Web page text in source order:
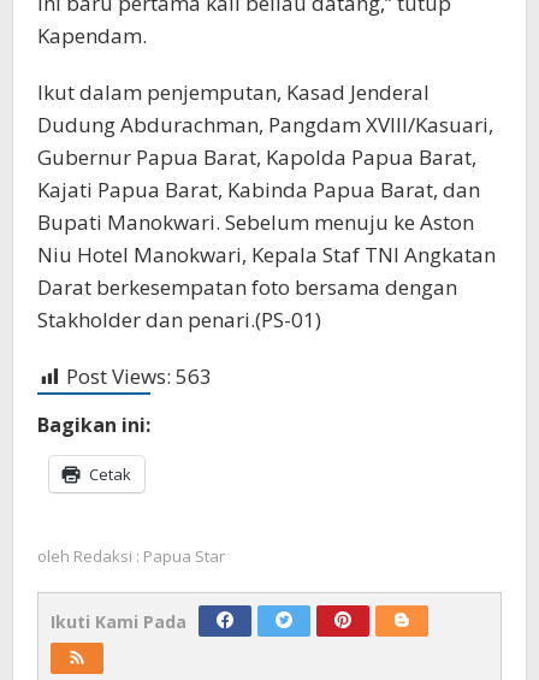
Kapendam.
Ikut dalam penjemputan, Kasad Jenderal
Dudung Abdurachman, Pangdam XVIII/Kasuari,
Gubernur Papua Barat, Kapolda Papua Barat,
Kajati Papua Barat, Kabinda Papua Barat, dan
Bupati Manokwari. Sebelum menuju ke Aston
Niu Hotel Manokwari, Kepala Staf TNI Angkatan
Darat berkesempatan foto bersama dengan
Stakholder dan penari.(PS-01)
Post Views: 563
Bagikan ini:
Cetak
oleh Redaksi : Papua Star
Ikuti Kami Pada